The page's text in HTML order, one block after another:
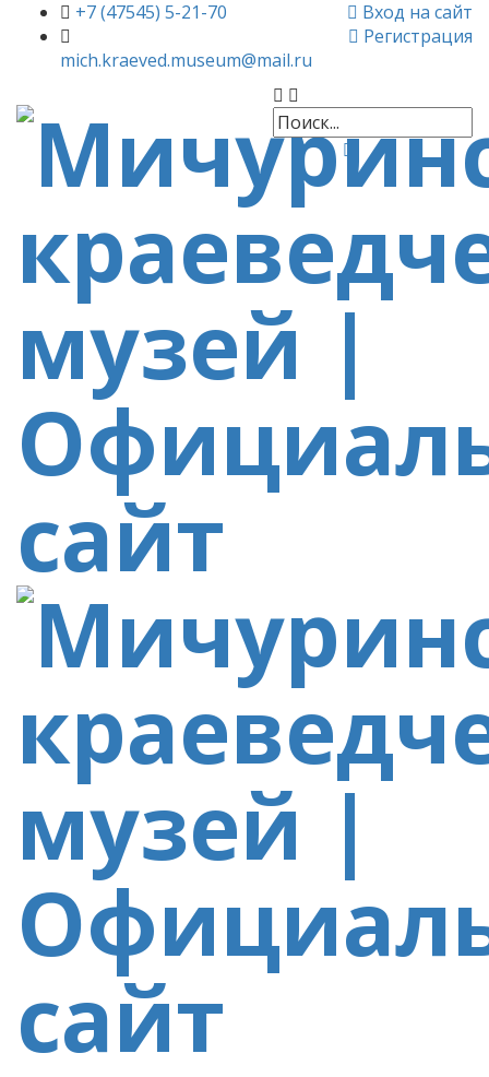
+7 (47545) 5-21-70
mich.kraeved.museum@mail.ru
Вход на сайт
Регистрация